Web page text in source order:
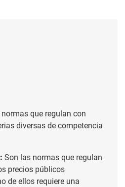
que regulan con
diversas de competencia
Son las normas que regulan
precios públicos
de ellos requiere una